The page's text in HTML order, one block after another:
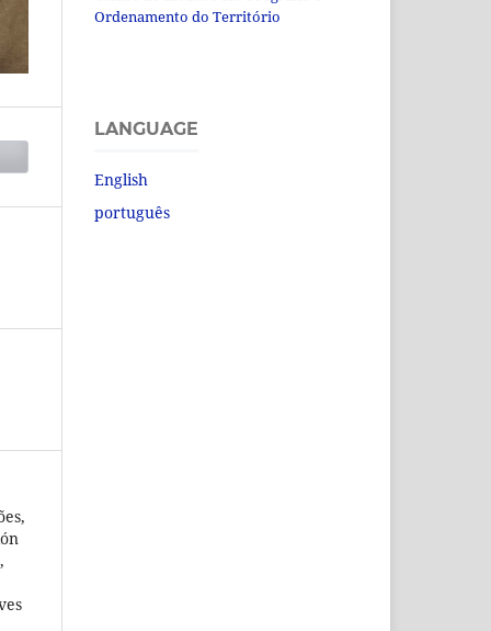
Ordenamento do Território
LANGUAGE
English
português